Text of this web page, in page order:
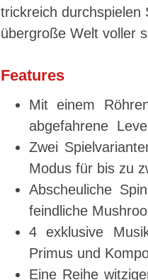
trickreich durchspielen
übergroße Welt voller
Features
Mit einem
abgefahrene
Zwei
Modus für bis zu
Abscheuliche
feindliche
4 exklusive
Primus und
Eine Reihe